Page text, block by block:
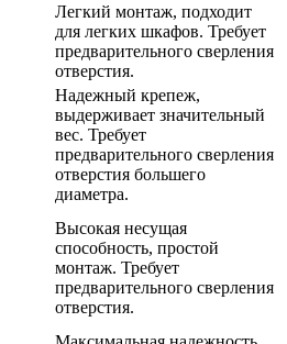
Легкий монтаж, подходит
для легких шкафов. Требует
предварительного сверления
отверстия.
Надежный крепеж,
выдерживает значительный
вес. Требует
предварительного сверления
отверстия большего
диаметра.
Высокая несущая
способность, простой
монтаж. Требует
предварительного сверления
отверстия.